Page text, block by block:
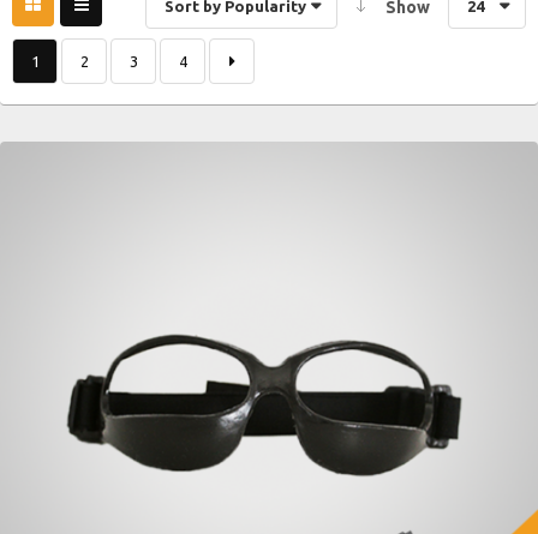
Sort by Popularity Show 24
1 2 3 4